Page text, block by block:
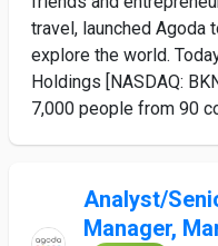
travel, launched Agoda
explore the world.
Holdings [NASDAQ:
7,000 people from 90
Analyst/
Manager,